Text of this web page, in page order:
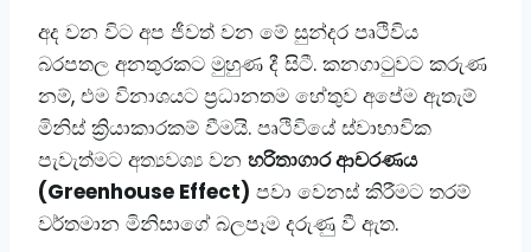
​අද වන විට අප ජීවත් වන මේ සුන්දර පෘථිවිය
බරපතල අනතුරකට මුහුණ දී සිටී. කනගාටුවට කරුණ
නම්, එම විනාශයට ප්‍රධානතම හේතුව අපේම ඇතැම්
මිනිස් ක්‍රියාකාරකම් වීමයි. පෘථිවියේ ස්වාභාවික
පැවැත්මට අත්‍යවශ්‍ය වන හරිතාගාර ආචරණය
(Greenhouse Effect) පවා වෙනස් කිරීමට තරම්
වර්තමාන මිනිසාගේ බලපෑම දරුණු වී ඇත.